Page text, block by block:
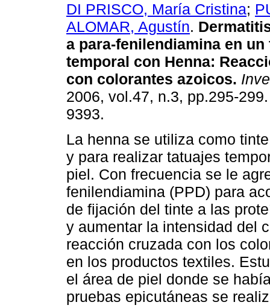
DI PRISCO, María Cristina;
ALOMAR, Agustín.
a para-fenilendiamina en un
temporal con Henna:
con colorantes azoicos.
2006, vol.47, n.3, pp.295-
9393.
La henna se utiliza como
y para realizar tatuajes
piel. Con frecuencia se le
fenilendiamina (PPD) para
de fijación del tinte a las
y aumentar la intensidad del
reacción cruzada con los
en los productos textiles.
el área de piel donde se
pruebas epicutáneas se